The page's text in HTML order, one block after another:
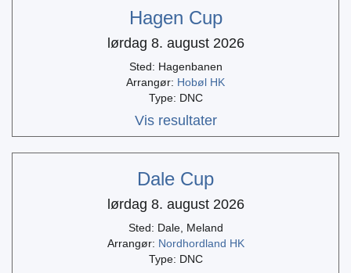
Hagen Cup
lørdag 8. august 2026
Sted: Hagenbanen
Arrangør: Hobøl HK
Type: DNC
Vis resultater
Dale Cup
lørdag 8. august 2026
Sted: Dale, Meland
Arrangør: Nordhordland HK
Type: DNC